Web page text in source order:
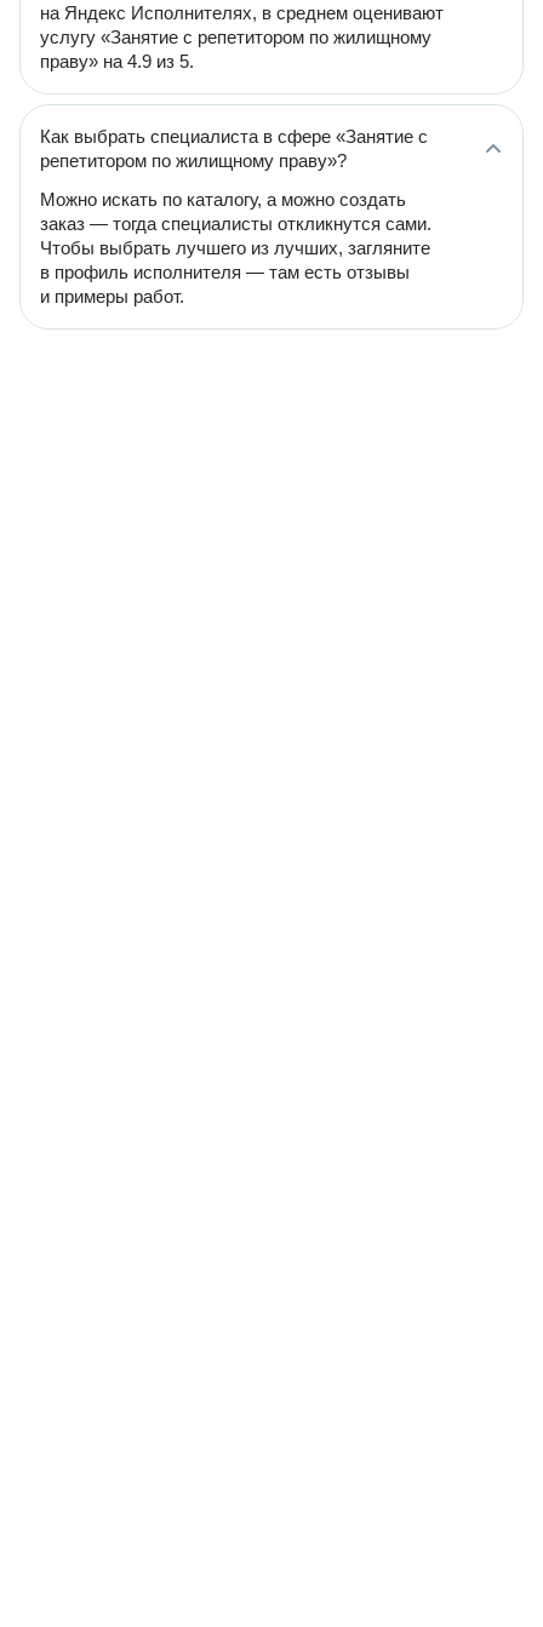
на Яндекс Исполнителях, в среднем оценивают
услугу «Занятие с репетитором по жилищному
праву» на 4.9 из 5.
Как выбрать специалиста в сфере «Занятие с
репетитором по жилищному праву»?
Можно искать по каталогу, а можно создать
заказ — тогда специалисты откликнутся сами.
Чтобы выбрать лучшего из лучших, загляните
в профиль исполнителя — там есть отзывы
и примеры работ.